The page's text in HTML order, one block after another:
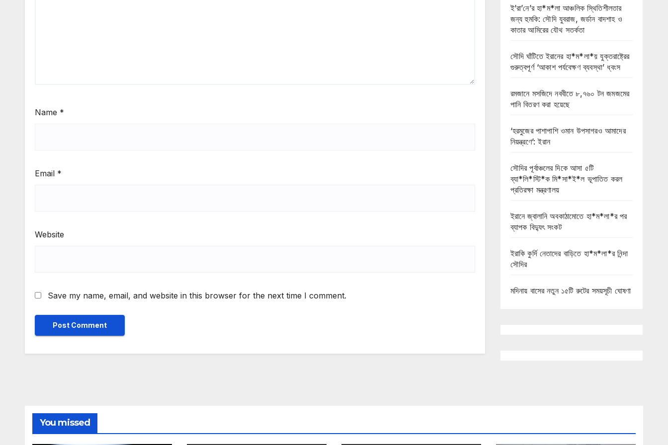
Name *
Email *
Website
Save my name, email, and website in this browser for the next time I comment.
ই’রা’নে’র হা*ম*লা আঞ্চলিক স্থিতিশীলতার
জন্য হুমকি: সৌদি যুবরাজ, জর্ডান বাদশাহ ও
কাতার আমিরের যৌথ সতর্কতা
সৌদি ঘাঁটিতে ইরানের হা*ম*লা*য় যুক্তরাষ্ট্রের
গুরুত্বপূর্ণ ‘আকাশ পর্যবেক্ষণ ব্যবস্থা’ ধ্বংস
রমজানে মসজিদে নববীতে ৮,৭৬০ টন জমজমের
পানি বিতরণ করা হয়েছে
‘হরমুজের পাশাপাশি ওমান উপসাগরও আমাদের
নিয়ন্ত্রণে’: ইরান
সৌদির পূর্বাঞ্চলের দিকে আসা ৫টি
ব্যা*লি*স্টি*ক মি*সা*ই*ল ভূপাতিত করল
প্রতিরক্ষা মন্ত্রণালয়
ইরানে জ্বালানি অবকাঠামোতে হা*ম*লা*র পর
ব্যাপক বিদ্যুৎ সংকট
ইরাকি কুর্দি নেতাদের বাড়িতে হা*ম*লা*র নিন্দা
সৌদির
মদিনায় বাসের নতুন ১৫টি রুটের সময়সূচী ঘোষণা
You missed